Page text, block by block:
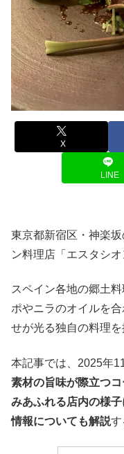
X
LINE
東京都新宿区・神楽
ン料理店「エスタシオ
スペイン各地の郷土
ポやニラのオイルを
せが光る独自の料理を
本記事では、2025年
素材の旨味が際立つ
みあふれる店内の様
情報についても解説す